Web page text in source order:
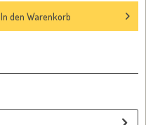
In den Warenkorb